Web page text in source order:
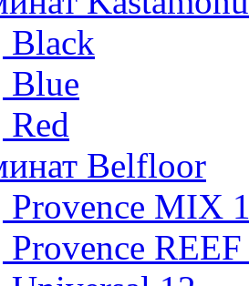
Black
Blue
Red
Belfloor
Provence MIX
Provence